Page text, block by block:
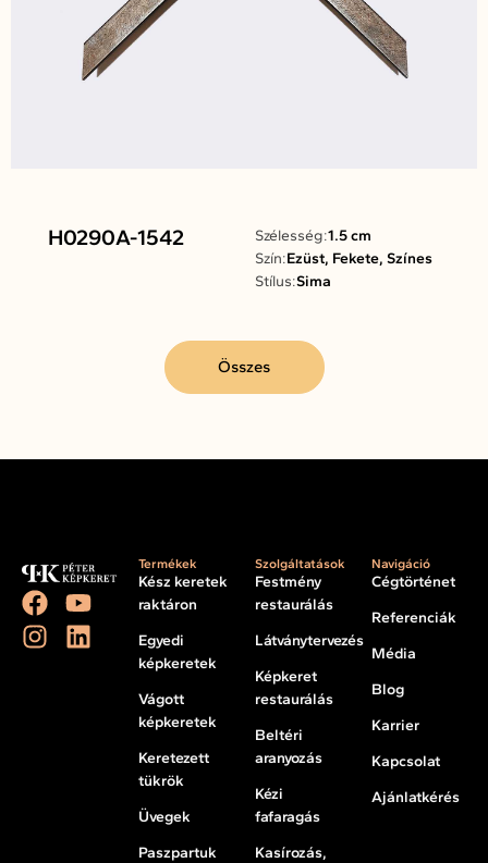
H0290A-1542 Szélesség:1.5 cm
Szín:Ezüst, Fekete, Színes
Stílus:Sima
Összes
Termékek
Kész keretek
raktáron
Egyedi
képkeretek
Vágott
képkeretek
Keretezett
tükrök
Üvegek
Paszpartuk
Szolgáltatások
Festmény
restaurálás
Látványtervezés
Képkeret
restaurálás
Beltéri
aranyozás
Kézi
fafaragás
Kasírozás,
Navigáció
Cégtörténet
Referenciák
Média
Blog
Karrier
Kapcsolat
Ajánlatkérés